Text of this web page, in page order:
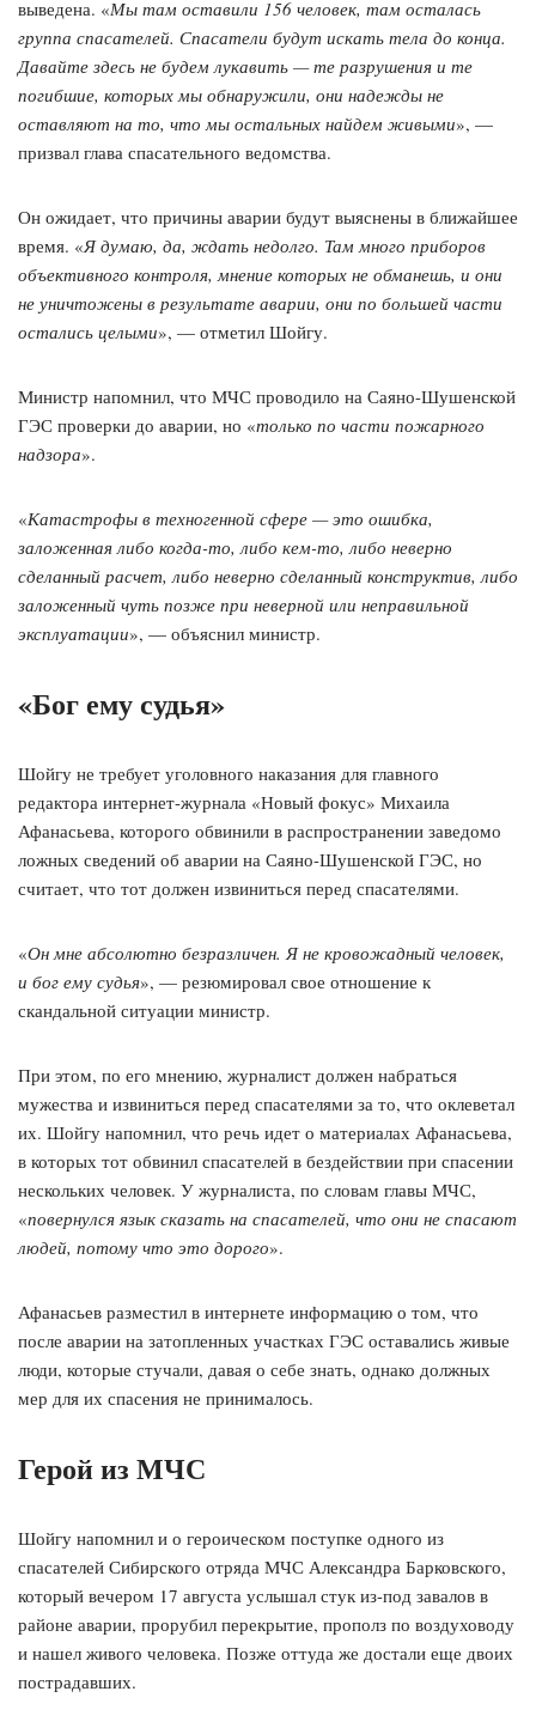
выведена. «Мы там оставили 156 человек, там осталась
группа спасателей. Спасатели будут искать тела до конца.
Давайте здесь не будем лукавить — те разрушения и те
погибшие, которых мы обнаружили, они надежды не
оставляют на то, что мы остальных найдем живыми», —
призвал глава спасательного ведомства.
Он ожидает, что причины аварии будут выяснены в ближайшее
время. «Я думаю, да, ждать недолго. Там много приборов
объективного контроля, мнение которых не обманешь, и они
не уничтожены в результате аварии, они по большей части
остались целыми», — отметил Шойгу.
Министр напомнил, что МЧС проводило на Саяно-Шушенской
ГЭС проверки до аварии, но «только по части пожарного
надзора».
«Катастрофы в техногенной сфере — это ошибка,
заложенная либо когда-то, либо кем-то, либо неверно
сделанный расчет, либо неверно сделанный конструктив, либо
заложенный чуть позже при неверной или неправильной
эксплуатации», — объяснил министр.
«Бог ему судья»
Шойгу не требует уголовного наказания для главного
редактора интернет-журнала «Новый фокус» Михаила
Афанасьева, которого обвинили в распространении заведомо
ложных сведений об аварии на Саяно-Шушенской ГЭС, но
считает, что тот должен извиниться перед спасателями.
«Он мне абсолютно безразличен. Я не кровожадный человек,
и бог ему судья», — резюмировал свое отношение к
скандальной ситуации министр.
При этом, по его мнению, журналист должен набраться
мужества и извиниться перед спасателями за то, что оклеветал
их. Шойгу напомнил, что речь идет о материалах Афанасьева,
в которых тот обвинил спасателей в бездействии при спасении
нескольких человек. У журналиста, по словам главы МЧС,
«повернулся язык сказать на спасателей, что они не спасают
людей, потому что это дорого».
Афанасьев разместил в интернете информацию о том, что
после аварии на затопленных участках ГЭС оставались живые
люди, которые стучали, давая о себе знать, однако должных
мер для их спасения не принималось.
Герой из МЧС
Шойгу напомнил и о героическом поступке одного из
спасателей Сибирского отряда МЧС Александра Барковского,
который вечером 17 августа услышал стук из-под завалов в
районе аварии, прорубил перекрытие, прополз по воздуховоду
и нашел живого человека. Позже оттуда же достали еще двоих
пострадавших.